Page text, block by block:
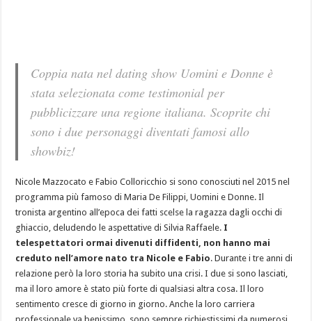
Coppia nata nel dating show Uomini e Donne è
stata selezionata come testimonial per
pubblicizzare una regione italiana. Scoprite chi
sono i due personaggi diventati famosi allo
showbiz!
Nicole Mazzocato e Fabio Colloricchio si sono conosciuti nel 2015 nel
programma più famoso di Maria De Filippi, Uomini e Donne. Il
tronista argentino all’epoca dei fatti scelse la ragazza dagli occhi di
ghiaccio, deludendo le aspettative di Silvia Raffaele. I
telespettatori ormai divenuti diffidenti, non hanno mai
creduto nell’amore nato tra Nicole e Fabio. Durante i tre anni di
relazione però la loro storia ha subito una crisi. I due si sono lasciati,
ma il loro amore è stato più forte di qualsiasi altra cosa. Il loro
sentimento cresce di giorno in giorno. Anche la loro carriera